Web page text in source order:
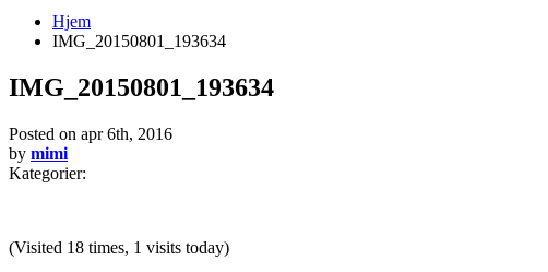
Hjem
IMG_20150801_193634
IMG_20150801_193634
Posted on apr 6th, 2016
by mimi
Kategorier:
(Visited 18 times, 1 visits today)